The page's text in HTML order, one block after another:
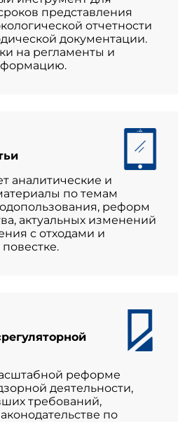
представления
отчетности
документации.
на регламенты и
аналитические и
по темам
реформ
актуальных изменений
с отходами и
реформе
деятельности,
требований,
по